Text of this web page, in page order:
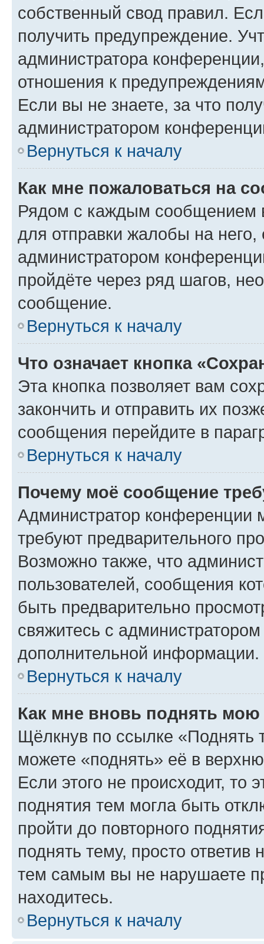
собственный свод правил.
получить предупреждение.
администратора
отношения к
Если вы не знаете, за что
администратором
Вернуться к началу
Как мне пожаловаться на
Рядом с каждым сообщением
для отправки жалобы на
администратором
пройдёте через ряд шагов,
сообщение.
Вернуться к началу
Что означает кнопка
Эта кнопка позволяет вам
закончить и отправить их
сообщения перейдите в
Вернуться к началу
Почему моё сообщение
Администратор конференции
требуют предварительного
Возможно также, что
пользователей, сообщения
быть предварительно
свяжитесь с
дополнительной информации.
Вернуться к началу
Как мне вновь поднять мою
Щёлкнув по ссылке «Поднять
можете «поднять» её в
Если этого не происходит, то
поднятия тем могла быть
пройти до повторного
поднять тему, просто ответив
тем самым вы не нарушаете
находитесь.
Вернуться к началу